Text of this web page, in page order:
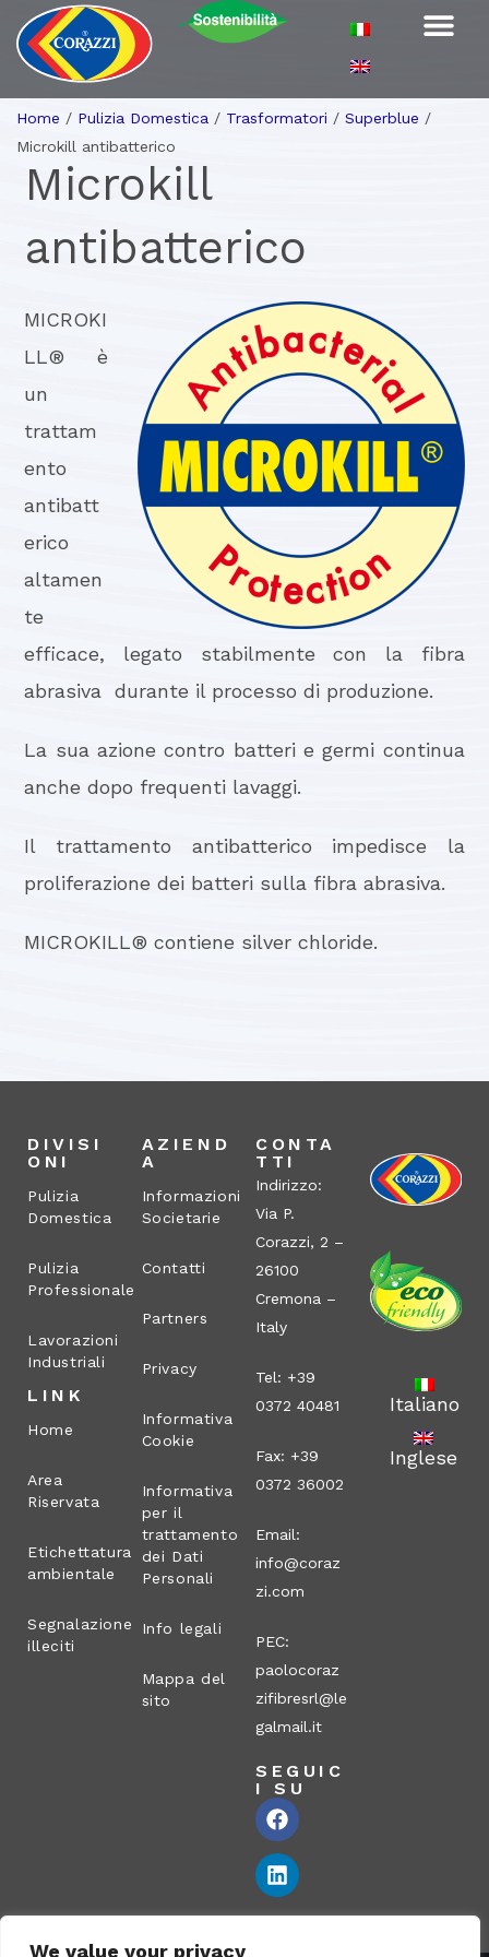
We value your privacy
Home / Pulizia Domestica / Trasformatori / Superblue /
Microkill antibatterico
Microkill
antibatterico
MICROKI
LL® è
un
trattam
ento
antibatt
erico
altamen
te
efficace, legato stabilmente con la fibra
abrasiva durante il processo di produzione.
La sua azione contro batteri e germi continua
anche dopo frequenti lavaggi.
Il trattamento antibatterico impedisce la
proliferazione dei batteri sulla fibra abrasiva.
MICROKILL® contiene silver chloride.
DIVISI
ONI
Pulizia
Domestica
Pulizia
Professionale
Lavorazioni
Industriali
LINK
Home
Area
Riservata
Etichettatura
ambientale
Segnalazione
illeciti
AZIEND
A
Informazioni
Societarie
Contatti
Partners
Privacy
Informativa
Cookie
Informativa
per il
trattamento
dei Dati
Personali
Info legali
Mappa del
sito
CONTA
TTI
Indirizzo:
Via P.
Corazzi, 2 –
26100
Cremona –
Italy
Tel: +39
0372 40481
Fax: +39
0372 36002
Email:
info@coraz
zi.com
PEC:
paolocoraz
zifibresrl@le
galmail.it
SEGUIC
I SU
Italiano
Inglese